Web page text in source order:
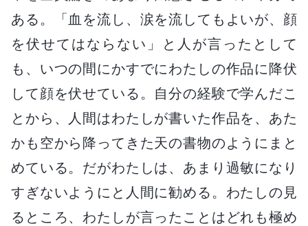
ある。「血を流し、涙を流してもよいが、顔
を伏せてはならない」と人が言ったとして
も、いつの間にかすでにわたしの作品に降伏
して顔を伏せている。自分の経験で学んだこ
とから、人間はわたしが書いた作品を、あた
かも空から降ってきた天の書物のようにまと
めている。だがわたしは、あまり過敏になり
すぎないようにと人間に勧める。わたしの見
るところ、わたしが言ったことはどれも極め